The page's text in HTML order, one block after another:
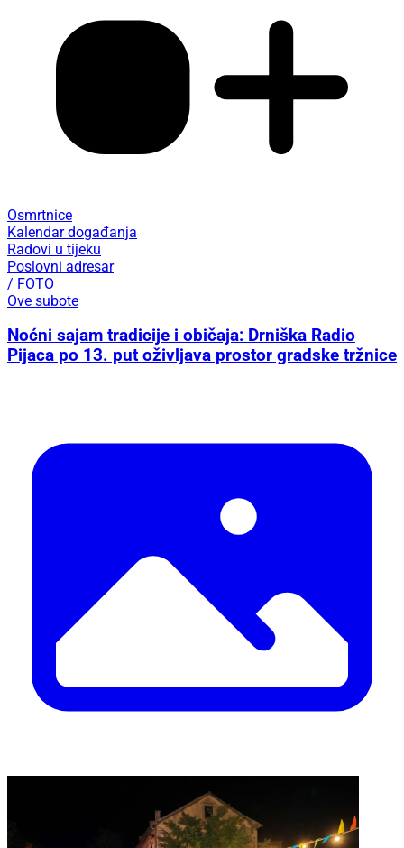
Osmrtnice
Kalendar događanja
Radovi u tijeku
Poslovni adresar
/ FOTO
Ove subote
Noćni sajam tradicije i običaja: Drniška Radio
Pijaca po 13. put oživljava prostor gradske tržnice